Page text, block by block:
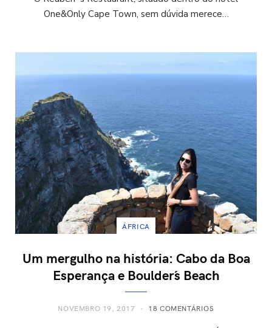
One&Only Cape Town, sem dúvida merece…
ÁFRICA
Um mergulho na história: Cabo da Boa
Esperança e Boulder´s Beach
NOVEMBRO 19, 2017 18 COMENTÁRIOS